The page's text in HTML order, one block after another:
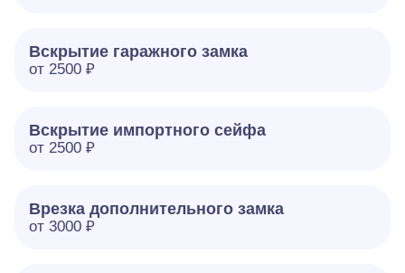
Вскрытие гаражного замка
от 2500 ₽
Вскрытие импортного сейфа
от 2500 ₽
Врезка дополнительного замка
от 3000 ₽